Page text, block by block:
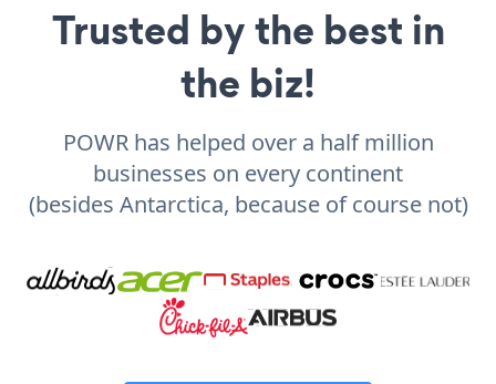
Trusted by the best in
the biz!
POWR has helped over a half million
businesses on every continent
(besides Antarctica, because of course not)